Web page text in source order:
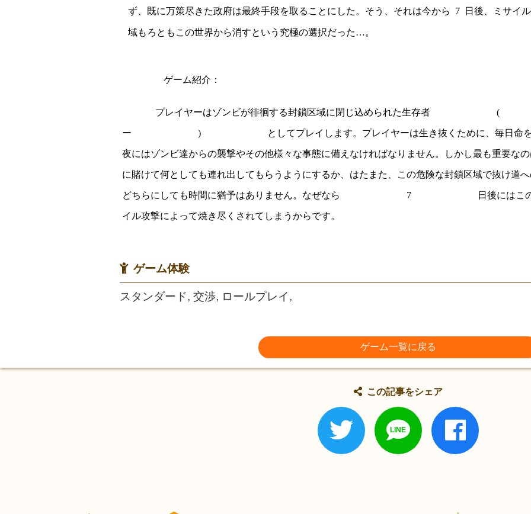
ず、既に万策尽きた政府は最終手段を取ることにした。そう、それは今から 7 日後、ミサイ
域もろともこの世界から消すという究極の選択だった…。
ゲーム紹介：
プレイヤーはゾンビが徘徊する封鎖区域に閉じ込められた生存者 (
ー ) としてプレイします。プレイヤーは生き抜くために、毎日命
夜にはゾンビ達からの襲撃やその他様々な事態に備えなければなりません。しかし最も重要な
に賭けて何としても連れ出してもらうようにするか、はたまた、この危険な封鎖区域で抜け道
どちらにしても時間に猶予はありません。なぜなら 7 日後にはこ
イル攻撃によって焼き尽くされてしまうからです。
ゲーム体験
スタンダード, 交渉, ロールプレイ,
ゲーム一覧に戻る
この記事をシェア